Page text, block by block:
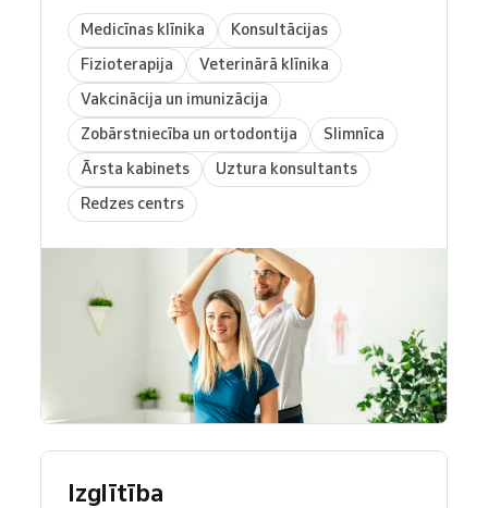
Medicīnas klīnika
Konsultācijas
Fizioterapija
Veterinārā klīnika
Vakcinācija un imunizācija
Zobārstniecība un ortodontija
Slimnīca
Ārsta kabinets
Uztura konsultants
Redzes centrs
Izglītība